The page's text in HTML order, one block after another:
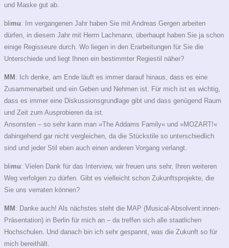
und Maske gut ab.
blimu: Im vergangenen Jahr haben Sie mit Andreas Gergen arbeiten
dürfen, in diesem Jahr mit Herrn Lachmann, überhaupt haben Sie ja schon
einige Regisseure durch. Wo liegen in den Erarbeitungen für Sie die
Unterschiede und liegt Ihnen ein bestimmter Regiestil näher?
MM: Ich denke, am Ende läuft es immer darauf hinaus, dass es eine
Zusammenarbeit und ein Geben und Nehmen ist. Für mich ist es wichtig,
dass es immer eine Diskussionsgrundlage gibt und dass genügend Raum
und Zeit zum Ausprobieren da ist.
Ansonsten – so sehr kann man »The Addams Family« und »MOZART!«
dahingehend gar nicht vergleichen, da die Stückstile so unterschiedlich
sind und jeder Stil eben auch einen anderen Vorgang verlangt.
blimu: Vielen Dank für das Interview, wir freuen uns sehr, Ihren weiteren
Weg verfolgen zu dürfen. Gibt es vielleicht schon Zukunftsprojekte, die
Sie uns verraten können?
MM: Danke auch! Als nächstes steht die MAP (Musical-Absolvent:innen-
Präsentation) in Berlin für mich an – da treffen sich alle staatlichen
Hochschulen. Und danach bin ich sehr gespannt, was die Zukunft so für
mich bereithält.